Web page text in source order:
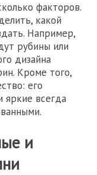
факторов.
какой
Например,
рубины или
дизайна
Кроме того,
его
яркие всегда
и